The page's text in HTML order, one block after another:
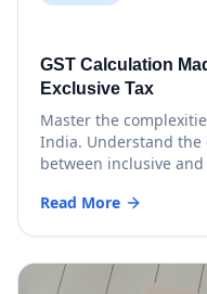
GST Calculation
Exclusive Tax
Master the
India. Understand
between inclusive
Read More